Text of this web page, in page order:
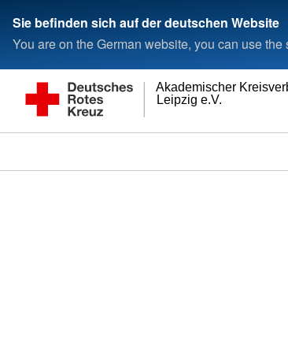
Sie befinden sich auf der deutschen Website
You are on the German website, you can use
Leipzig e.V.
Akademischer